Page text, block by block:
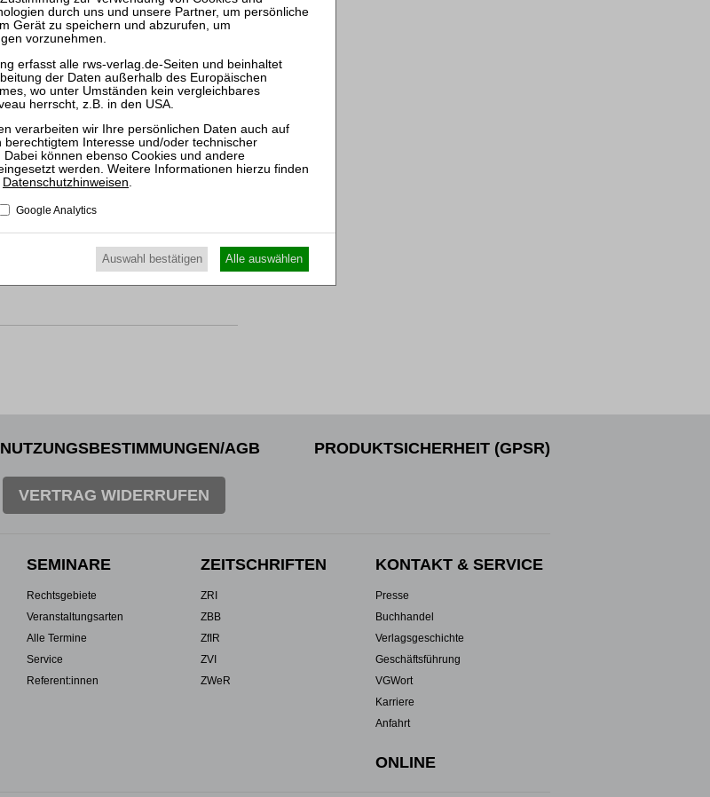
Handbuch Insolvenzrecht
RWS-Handbuch
Gbd. 2092 Seiten
RWS Verlag, Köln
ISBN 978-3-8145-1022-4
198,00 €
Sofort lieferbar
mehr
NUTZUNGSBESTIMMUNGEN/AGB PRODUKTSICHERHEIT (GPSR)
VERTRAG WIDERRUFEN
SEMINARE
Rechtsgebiete
Veranstaltungsarten
Alle Termine
Service
Referent:innen
ZEITSCHRIFTEN
ZRI
ZBB
ZfIR
ZVI
ZWeR
KONTAKT & SERVICE
Presse
Buchhandel
Verlagsgeschichte
Geschäftsführung
VGWort
Karriere
Anfahrt
ONLINE
Datenschutzhinweisen.
Google Analytics
Auswahl bestätigen Alle auswählen